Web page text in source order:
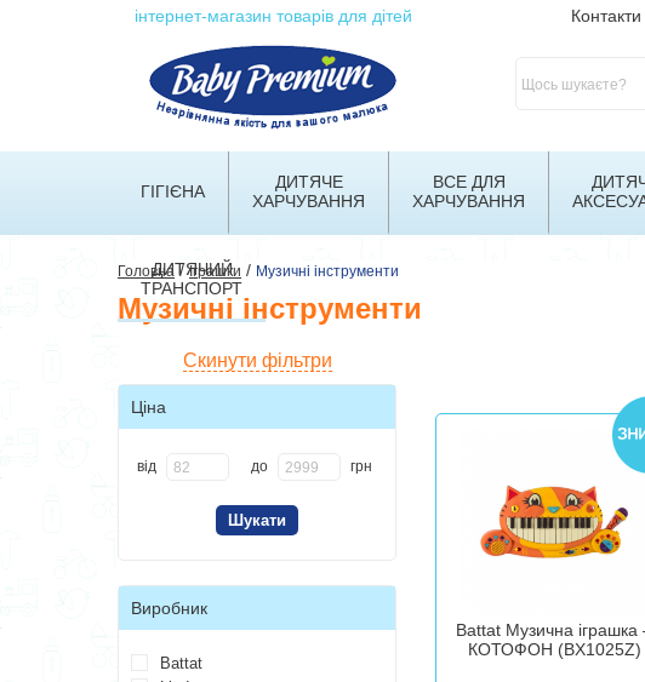
інтернет-магазин товарів для дітей Контакти
ГІГІЄНА
ДИТЯЧЕ
ХАРЧУВАННЯ
ВСЕ ДЛЯ
ХАРЧУВАННЯ
ДИТЯЧИЙ
ТРАНСПОРТ
Головна/Іграшки / Музичні інструменти
Музичні інструменти
Скинути фільтри
Ціна
від до грн
Виробник
Battat
Battat Музична іграшка
КОТОФОН (BX1025Z)